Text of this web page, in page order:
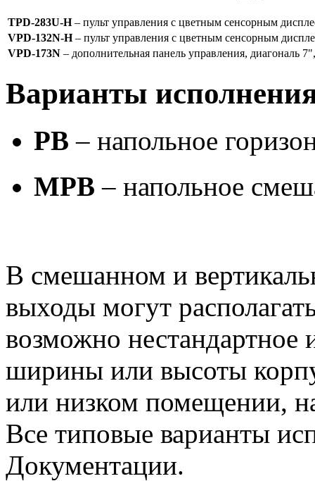
TPD-283U-H– пульт управления с цветным сенсорным
VPD-132N-H– пульт управления с цветным сенсорным
VPD-173N – дополнительная панель управления, диагональ
Варианты
PB – напольное
MPB – напольное
В смешанном и
выходы могут
возможно
ширины или высоты
или низком помещении,
Все типовые варианты
Документации.